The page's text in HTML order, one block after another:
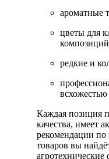
ароматные
цветы для
композиций
редкие и
всхожестью
Каждая позиция
качества, имеет
рекомендации
товаров вы